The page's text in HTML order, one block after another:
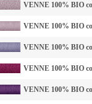
VENNE 100% BIO
VENNE 100% BIO
VENNE 100% BIO
VENNE 100% BIO
VENNE 100% BIO